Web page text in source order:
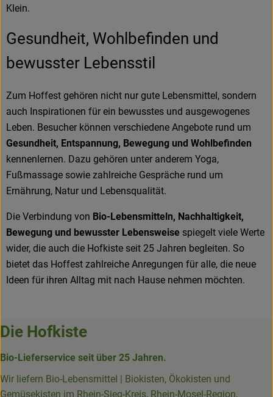
Klein.
Gesundheit, Wohlbefinden und
bewusster Lebensstil
Zum Hoffest gehören nicht nur gute Lebensmittel, sondern
auch Inspirationen für ein bewusstes und ausgewogenes
Leben. Besucher können verschiedene Angebote rund um
Gesundheit, Entspannung, Bewegung und Wohlbefinden
kennenlernen. Dazu gehören unter anderem Yoga,
Fußmassage sowie zahlreiche Gespräche rund um
Ernährung, Natur und Lebensqualität.
Die Verbindung von Bio-Lebensmitteln, Nachhaltigkeit,
Bewegung und bewusster Lebensweise spiegelt viele Werte
wider, die auch die Hofkiste seit 25 Jahren begleiten. So
bietet das Hoffest zahlreiche Anregungen für alle, die neue
Ideen für ihren Alltag mit nach Hause nehmen möchten.
Die Hofkiste
Bio-Lieferservice seit über 25 Jahren.
Wir liefern Bio-Lebensmittel | Biokisten, Ökokisten und
Gemüsekisten im Rhein-Sieg-Kreis, Rhein-Mosel-Region,